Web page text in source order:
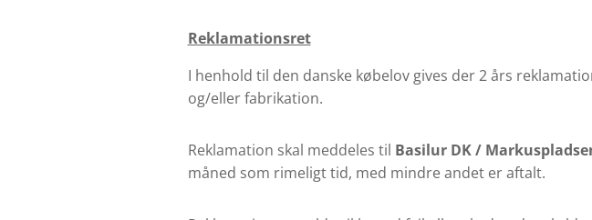
Reklamationsret
I henhold til den danske købelov gives der 2 års
og/eller fabrikation.
Reklamation skal meddeles til Basilur DK /
måned som rimeligt tid, med mindre andet er aftalt.